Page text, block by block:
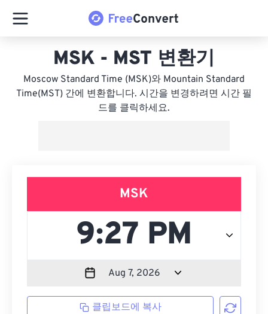
MSK - MST 변환기
Moscow Standard Time (MSK)와 Mountain Standard
Time(MST) 간에 변환합니다. 시간을 변경하려면 시간 필
드를 클릭하세요.
MSK
클립보드에 복사